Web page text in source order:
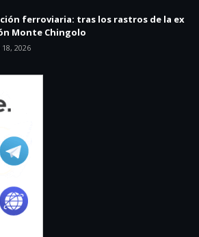
ferroviaria: tras los rastros de la ex
Monte Chingolo
2026